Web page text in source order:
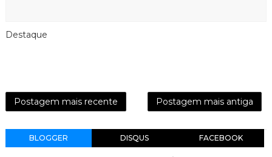
Destaque
Postagem mais recente Postagem mais antiga
BLOGGER DISQUS FACEBOOK